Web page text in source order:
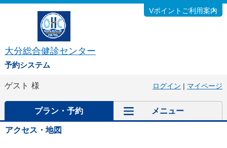
大分総合健診センター
予約システム
Vポイントご利用案内
ゲスト 様 ログイン | マイページ
プラン・予約 メニュー
アクセス・地図